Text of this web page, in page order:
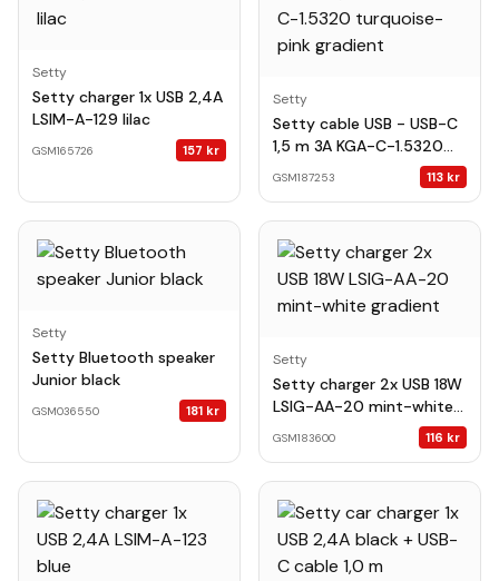
Setty
Setty charger 1x USB 2,4A
LSIM-A-129 lilac
GSM165726 157 kr
Setty
Setty cable USB - USB-C
1,5 m 3A KGA-C-1.5320
turquoise-pink gradient
GSM187253 113 kr
Setty
Setty Bluetooth speaker
Junior black
GSM036550 181 kr
Setty
Setty charger 2x USB 18W
LSIG-AA-20 mint-white
GSM183600 116 kr